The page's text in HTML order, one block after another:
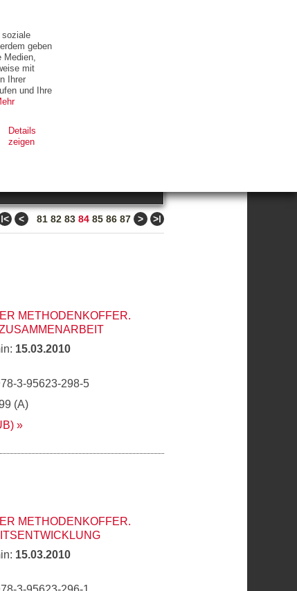
ZUM THEMA
ǀ< < 81 82 83 84 85 86 87 > >ǀ
METHODENKOFFER. F
15.03.2010
3-95623-298-5
(A)
METHODENKOFFER. P
15.03.2010
soziale
geben
Medien,
mit
Ihrer
und Ihre
Details
zeigen
Typ
HTTP